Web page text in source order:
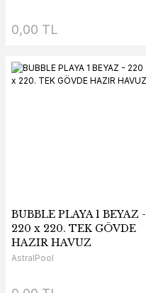
0,00 TL
BUBBLE PLAYA 1 BEYAZ -
220 x 220. TEK GÖVDE
HAZIR HAVUZ
AstralPool